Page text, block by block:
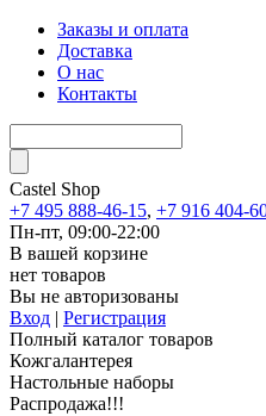
Заказы и оплата
Доставка
О нас
Контакты
Castel Shop
+7 495 888-46-15, +7 916 404-
Пн-пт, 09:00-22:00
В вашей корзине
нет товаров
Вы не авторизованы
Вход | Регистрация
Полный каталог товаров
Кожгалантерея
Настольные наборы
Распродажа!!!